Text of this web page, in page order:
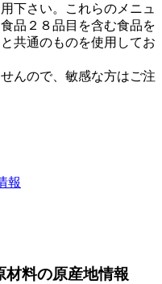
下さい。これらのメニュ
品２８品目を含む食品を
共通のものを使用してお
んので、敏感な方はご注
報
材料の原産地情報